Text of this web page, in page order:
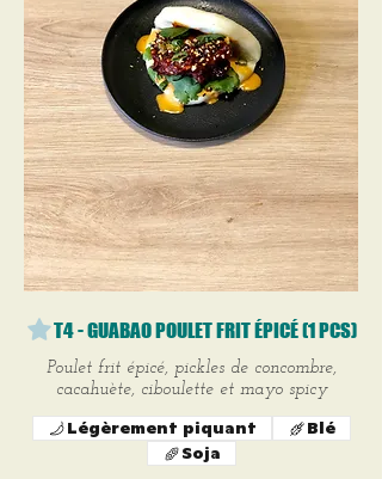
T4 - GUABAO POULET FRIT ÉPICÉ (1 PCS)
Poulet frit épicé, pickles de concombre,
cacahuète, ciboulette et mayo spicy
Légèrement piquant
Blé
Soja